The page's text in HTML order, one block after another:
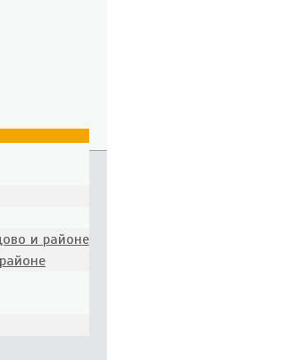
и районе